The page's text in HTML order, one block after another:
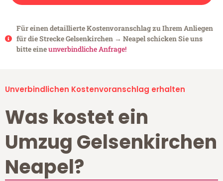
Für einen detaillierte Kostenvoranschlag zu Ihrem Anliegen
für die Strecke Gelsenkirchen → Neapel schicken Sie uns
bitte eineunverbindliche Anfrage!
Unverbindlichen Kostenvoranschlag erhalten
Was kostet ein
Umzug Gelsenkirchen
Neapel?